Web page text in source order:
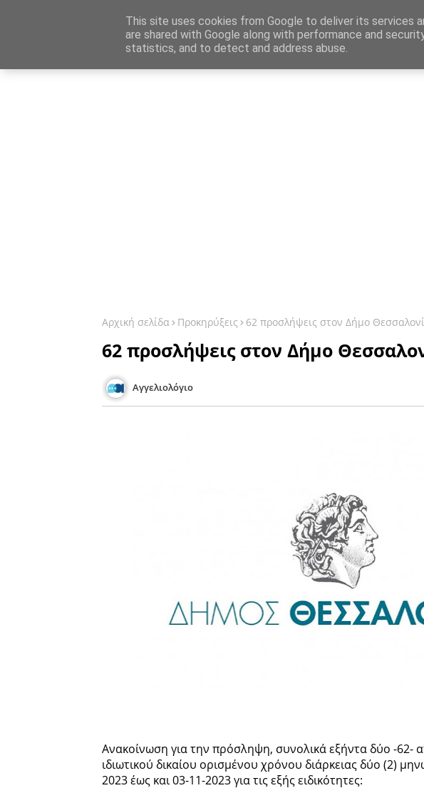
Καταχώρηση Αγγελίας Επικοινωνία Site Map
Ενημέρωση Αγγελίες
Αρχική σελίδα Προκηρύξεις 62 προσλήψεις στον Δήμο
62 προσλήψεις στον Δήμο
Αγγελιολόγιο
Ανακοίνωση για την πρόσληψη, συνολικά εξήντα δύο -62-
ιδιωτικού δικαίου ορισμένου χρόνου διάρκειας δύο (2)
2023 έως και 03-11-2023 για τις εξής ειδικότητες:
This site uses cookies from Google to deliver its services
are shared with Google along with performance and
statistics, and to detect and address abuse.